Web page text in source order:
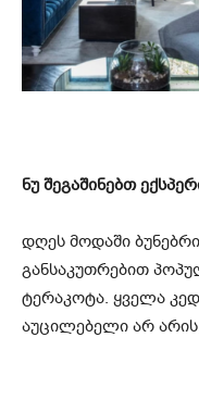
ნუ შეგაშინებთ
დღეს მოდაში
განსაკუთრებით
ტერაკოტა. ყველა
აუცილებელი არ